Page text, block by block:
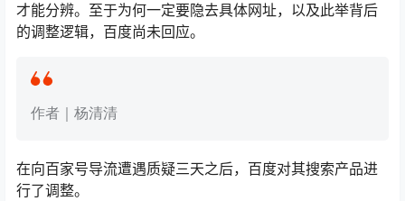
才能分辨。至于为何一定要隐去具体网址，以及此举背后
的调整逻辑，百度尚未回应。
作者｜杨清清
在向百家号导流遭遇质疑三天之后，百度对其搜索产品进
行了调整。